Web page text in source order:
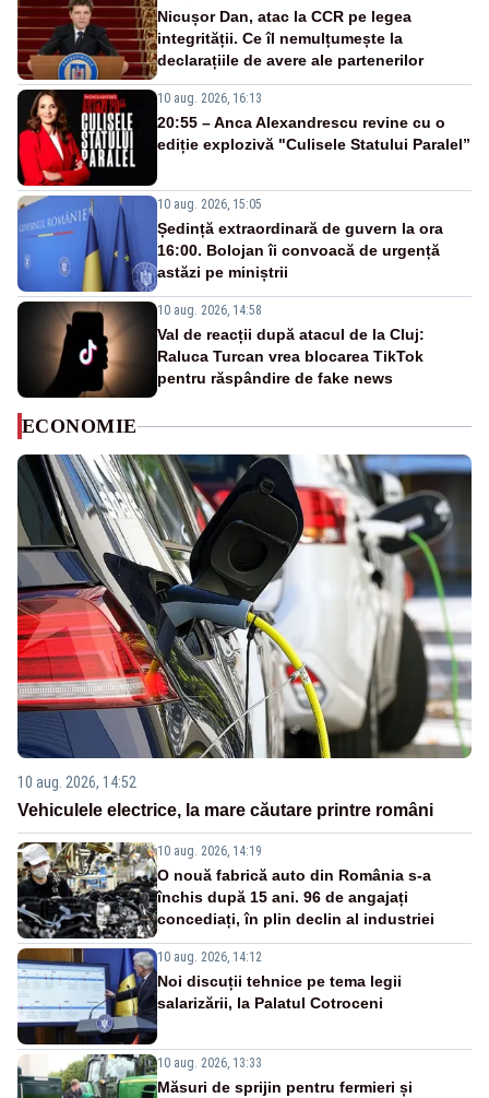
Nicușor Dan, atac la CCR pe legea
integrității. Ce îl nemulțumește la
declarațiile de avere ale partenerilor
10 aug. 2026, 16:13
20:55 – Anca Alexandrescu revine cu o
ediție explozivă "Culisele Statului Paralel”
10 aug. 2026, 15:05
Ședință extraordinară de guvern la ora
16:00. Bolojan îi convoacă de urgență
astăzi pe miniștrii
10 aug. 2026, 14:58
Val de reacții după atacul de la Cluj:
Raluca Turcan vrea blocarea TikTok
pentru răspândire de fake news
ECONOMIE
10 aug. 2026, 14:52
Vehiculele electrice, la mare căutare printre români
10 aug. 2026, 14:19
O nouă fabrică auto din România s-a
închis după 15 ani. 96 de angajați
concediați, în plin declin al industriei
10 aug. 2026, 14:12
Noi discuții tehnice pe tema legii
salarizării, la Palatul Cotroceni
10 aug. 2026, 13:33
Măsuri de sprijin pentru fermieri și